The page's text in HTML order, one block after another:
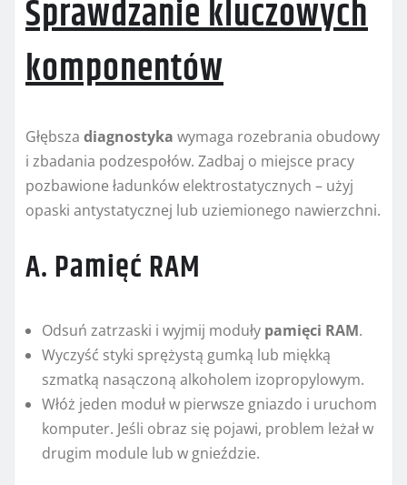
Sprawdzanie kluczowych
komponentów
Głębsza diagnostyka wymaga rozebrania obudowy
i zbadania podzespołów. Zadbaj o miejsce pracy
pozbawione ładunków elektrostatycznych – użyj
opaski antystatycznej lub uziemionego nawierzchni.
A. Pamięć RAM
Odsuń zatrzaski i wyjmij moduły pamięci RAM.
Wyczyść styki sprężystą gumką lub miękką
szmatką nasączoną alkoholem izopropylowym.
Włóż jeden moduł w pierwsze gniazdo i uruchom
komputer. Jeśli obraz się pojawi, problem leżał w
drugim module lub w gnieździe.